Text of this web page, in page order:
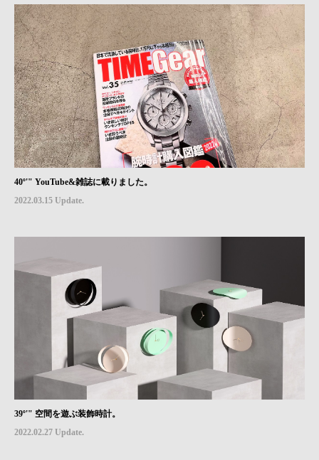
40º'" YouTube&雑誌に載りました。
2022.03.15 Update.
39º'" 空間を遊ぶ装飾時計。
2022.02.27 Update.